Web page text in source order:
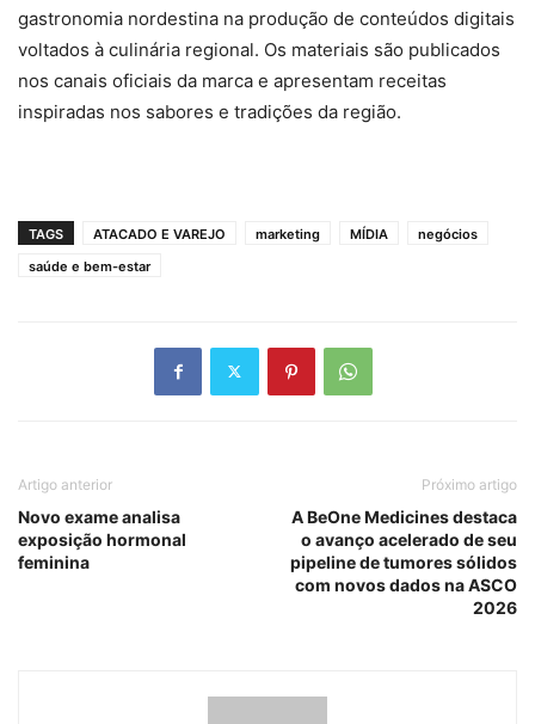
gastronomia nordestina na produção de conteúdos digitais
voltados à culinária regional. Os materiais são publicados
nos canais oficiais da marca e apresentam receitas
inspiradas nos sabores e tradições da região.
TAGS ATACADO E VAREJO marketing MÍDIA
negócios
saúde e bem-estar
Artigo anterior
Novo exame analisa
exposição hormonal
feminina
Próximo artigo
A BeOne Medicines destaca
o avanço acelerado de seu
pipeline de tumores sólidos
com novos dados na ASCO
2026